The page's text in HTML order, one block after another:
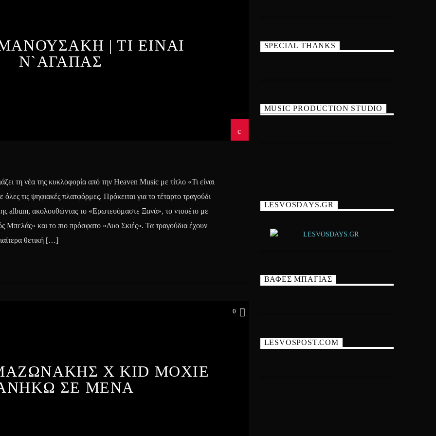
| ΤΙ ΕΙΝΑΙ
Ν`ΑΓΑΠΑΣ
τη νέα της κυκλοφορία από την Heaven Music με τίτλο «Τι είναι
τις ψηφιακές πλατφόρμες. Πρόκειται για το τέταρτο τραγούδι
album, ακολουθώντας το «Ερωτευόμαστε Ξανά», το ντουέτο με
και το πιο πρόσφατο «Δυο Σκιές». Τα τραγούδια έχουν
θετική […]
0
X KID MOXIE
ΣΕ ΜΕΝΑ
SPECIAL THANKS
MUSIC PRODUCTION STUDIO
LESVOSDAYS.GR
ΒΑΦΕΣ ΜΠΑΓΙΑΣ
LESVOSPOST.COM